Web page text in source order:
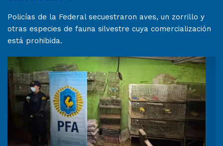
Policías de la Federal secuestraron aves, un zorrillo y
otras especies de fauna silvestre cuya comercialización
está prohibida.